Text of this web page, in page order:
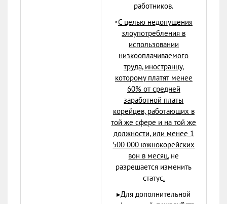
работников.
‣С целью недопущения
злоупотребления в
использовании
низкооплачиваемого
труда, иностранцу,
которому платят менее
60% от средней
заработной платы
корейцев, работающих в
той же сфере и на той же
должности, или менее 1
500 000 южнокорейских
вон в месяц,не
разрешается изменить
статус.
▸Для дополнительной